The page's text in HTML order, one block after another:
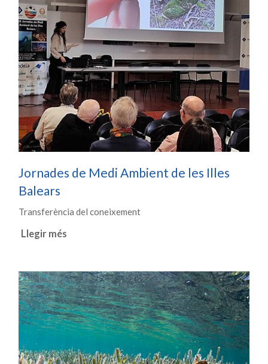
Jornades de Medi Ambient de les Illes
Balears
Transferència del coneixement
Llegir més